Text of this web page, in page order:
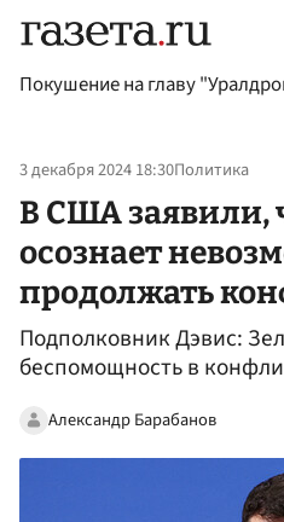
Покушение на главу
3 декабря 2024 18:30Политика
В США заявили,
осознает
продолжать
Подполковник Дэвис:
беспомощность в
Александр Барабанов